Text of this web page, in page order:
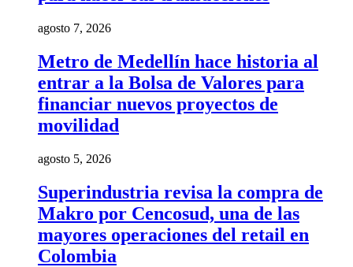
agosto 7, 2026
Metro de Medellín hace historia al
entrar a la Bolsa de Valores para
financiar nuevos proyectos de
movilidad
agosto 5, 2026
Superindustria revisa la compra de
Makro por Cencosud, una de las
mayores operaciones del retail en
Colombia